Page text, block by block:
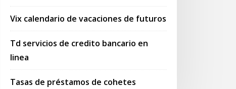
Vix calendario de vacaciones de futuros
Td servicios de credito bancario en
linea
Tasas de préstamos de cohetes